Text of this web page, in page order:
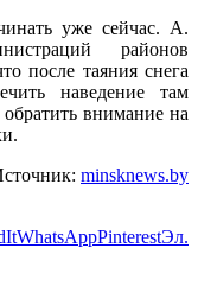
уже сейчас. А.
районов
после таяния снега
наведение там
внимание на
minsknews.by
WhatsAppPinterestЭл.